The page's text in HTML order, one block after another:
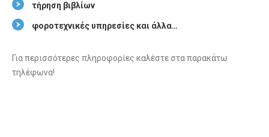
τήρηση βιβλίων
φοροτεχνικές υπηρεσίες και άλλα…
Για περισσότερες πληροφορίες καλέστε στα παρακάτω
τηλέφωνα!